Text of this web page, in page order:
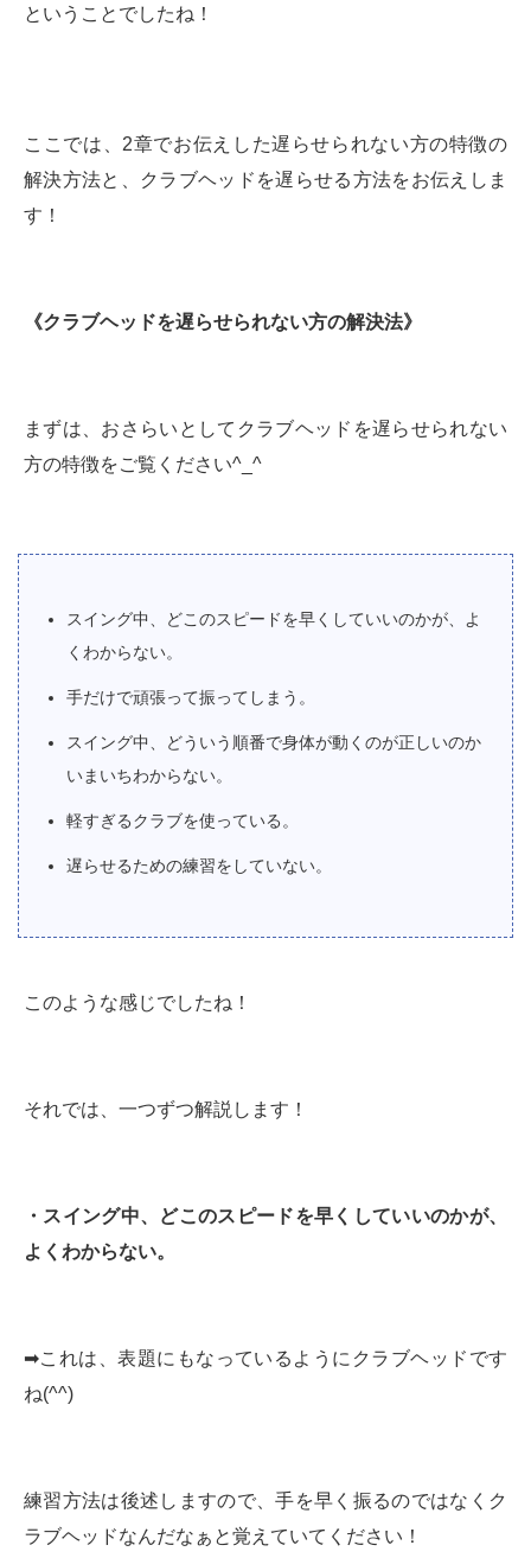
ということでしたね！
ここでは、2章でお伝えした遅らせられない方の特徴の
解決方法と、クラブヘッドを遅らせる方法をお伝えしま
す！
《クラブヘッドを遅らせられない方の解決法》
まずは、おさらいとしてクラブヘッドを遅らせられない
方の特徴をご覧ください^_^
スイング中、どこのスピードを早くしていいのかが、よ
くわからない。
手だけで頑張って振ってしまう。
スイング中、どういう順番で身体が動くのが正しいのか
いまいちわからない。
軽すぎるクラブを使っている。
遅らせるための練習をしていない。
このような感じでしたね！
それでは、一つずつ解説します！
・スイング中、どこのスピードを早くしていいのかが、
よくわからない。
➡︎これは、表題にもなっているようにクラブヘッドです
ね(^^)
練習方法は後述しますので、手を早く振るのではなくク
ラブヘッドなんだなぁと覚えていてください！